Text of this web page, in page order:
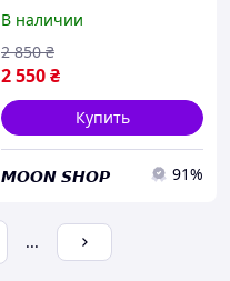
найк кортез
В наличии
2 550₴
2 850 ₴
Купить
𝙈𝙊𝙊𝙉 𝙎𝙃𝙊𝙋 91%
...